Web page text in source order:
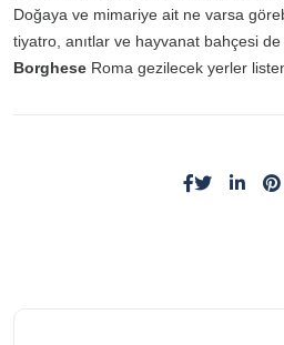
Doğaya ve mimariye ait ne varsa
tiyatro, anıtlar ve hayvanat bahçesi de
Borghese Roma gezilecek yerler